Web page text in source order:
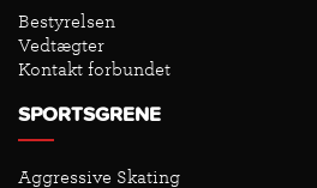
Bestyrelsen
Vedtægter
Kontakt forbundet
SPORTSGRENE
Aggressive Skating